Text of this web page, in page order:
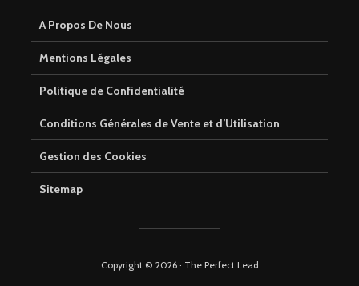
A Propos De Nous
Mentions Légales
Politique de Confidentialité
Conditions Générales de Vente et d’Utilisation
Gestion des Cookies
Sitemap
Copyright © 2026 · The Perfect Lead